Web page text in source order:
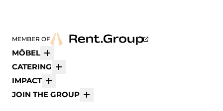
MEMBER OF
MÖBEL
CATERING
IMPACT
JOIN THE GROUP